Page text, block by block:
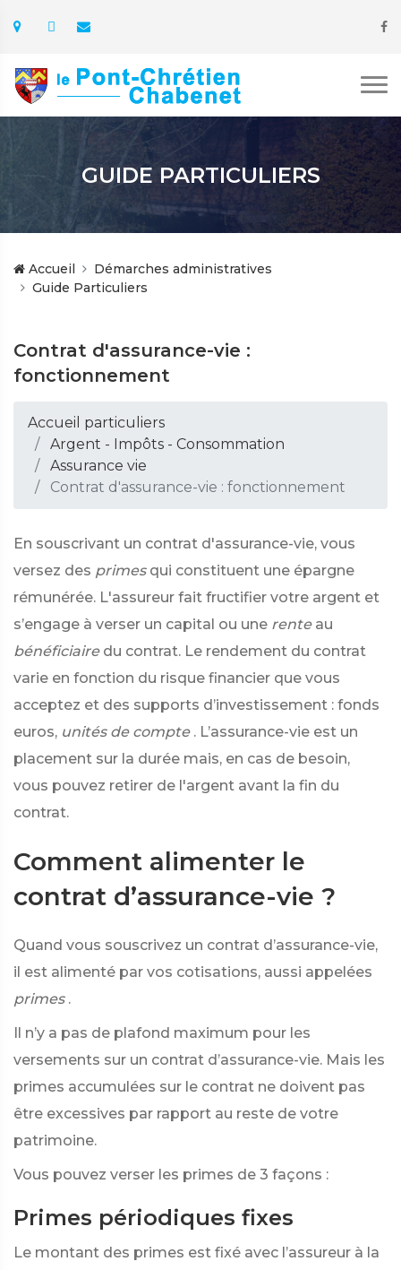
GUIDE PARTICULIERS
Accueil
Démarches administratives
Guide Particuliers
Contrat d'assurance-vie :
fonctionnement
Accueil particuliers
Argent - Impôts - Consommation
Assurance vie
Contrat d'assurance-vie : fonctionnement
En souscrivant un contrat d'assurance-vie, vous
versez des primes qui constituent une épargne
rémunérée. L'assureur fait fructifier votre argent et
s’engage à verser un capital ou une rente au
bénéficiaire du contrat. Le rendement du contrat
varie en fonction du risque financier que vous
acceptez et des supports d’investissement : fonds
euros, unités de compte . L’assurance-vie est un
placement sur la durée mais, en cas de besoin,
vous pouvez retirer de l'argent avant la fin du
contrat.
Comment alimenter le
contrat d’assurance-vie ?
Quand vous souscrivez un contrat d’assurance-vie,
il est alimenté par vos cotisations, aussi appelées
primes .
Il n’y a pas de plafond maximum pour les
versements sur un contrat d’assurance-vie. Mais les
primes accumulées sur le contrat ne doivent pas
être excessives par rapport au reste de votre
patrimoine.
Vous pouvez verser les primes de 3 façons :
Primes périodiques fixes
Le montant des primes est fixé avec l’assureur à la